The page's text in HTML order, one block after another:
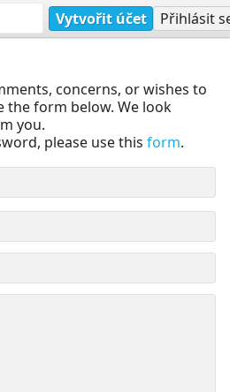
Vytvořit účet Přihlásit
concerns, or wishes to
the form below. We look
you.
please use this form.